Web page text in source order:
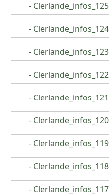
- Clerlande_infos_125
- Clerlande_infos_124
- Clerlande_infos_123
- Clerlande_infos_122
- Clerlande_infos_121
- Clerlande_infos_120
- Clerlande_infos_119
- Clerlande_infos_118
- Clerlande_infos_117